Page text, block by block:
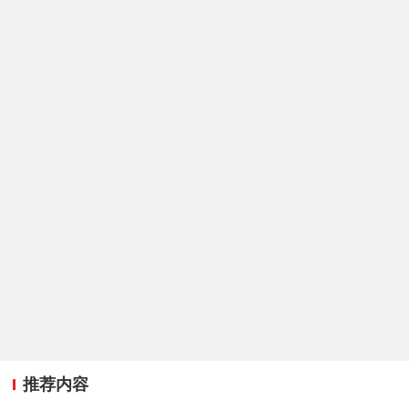
推荐内容